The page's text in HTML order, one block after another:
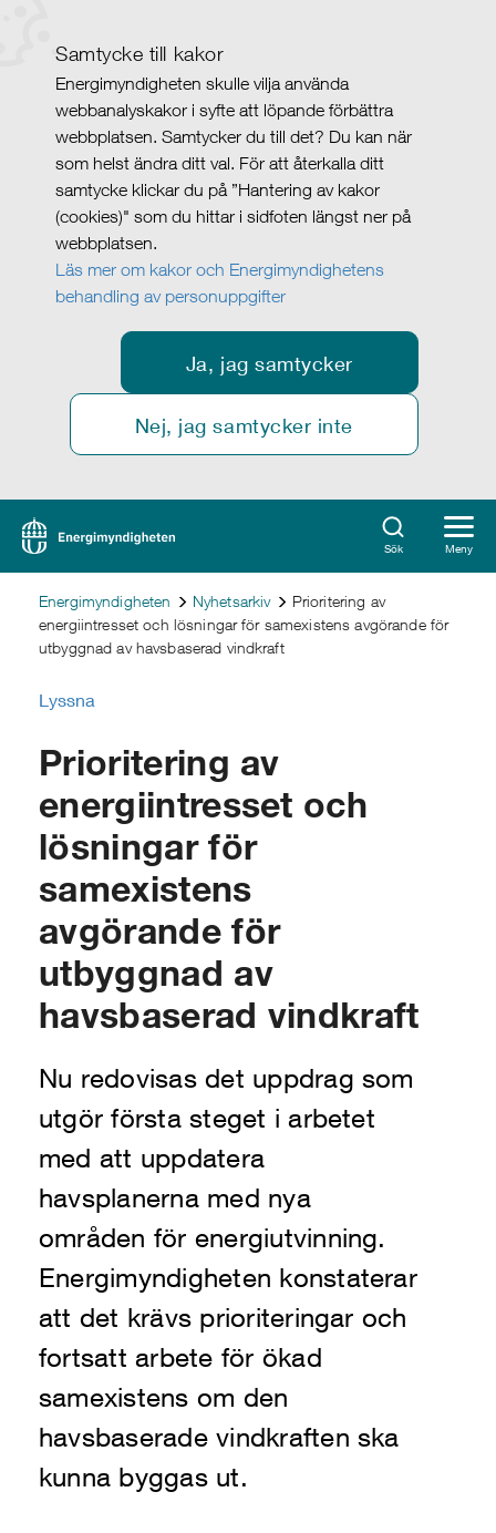
Samtycke till kakor
Energimyndigheten skulle vilja använda
webbanalyskakor i syfte att löpande förbättra
webbplatsen. Samtycker du till det? Du kan när
som helst ändra ditt val. För att återkalla ditt
samtycke klickar du på ”Hantering av kakor
(cookies)" som du hittar i sidfoten längst ner på
webbplatsen.
Läs mer om kakor och Energimyndighetens
behandling av personuppgifter
Ja, jag samtycker
Nej, jag samtycker inte
Sök Meny
Energimyndigheten Nyhetsarkiv
Prioritering av
energiintresset och lösningar för samexistens avgörande för
utbyggnad av havsbaserad vindkraft
Lyssna
Prioritering av
energiintresset och
lösningar för
samexistens
avgörande för
utbyggnad av
havsbaserad vindkraft
Nu redovisas det uppdrag som
utgör första steget i arbetet
med att uppdatera
havsplanerna med nya
områden för energiutvinning.
Energimyndigheten konstaterar
att det krävs prioriteringar och
fortsatt arbete för ökad
samexistens om den
havsbaserade vindkraften ska
kunna byggas ut.